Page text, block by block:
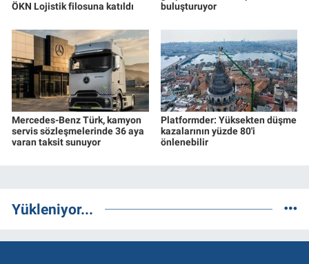
ÖKN Lojistik filosuna katıldı
buluşturuyor
Mercedes-Benz Türk, kamyon
servis sözleşmelerinde 36 aya
varan taksit sunuyor
Platformder: Yüksekten düşme
kazalarının yüzde 80'i
önlenebilir
Yükleniyor...